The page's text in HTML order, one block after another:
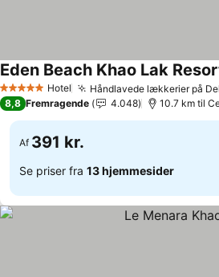
5 Stjerner Hotel Håndlavede lækkerier på
Eden Beach Khao Lak
8,8 Fremragende 4.048 10.7 km til
Af 391 kr.
Se priser fra 13 hjemmesider